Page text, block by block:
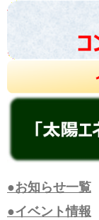
●お知らせ一覧
●イベント情報